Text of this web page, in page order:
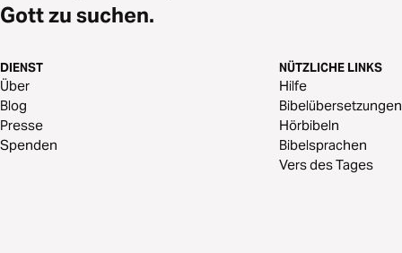
Gott zu suchen.
DIENST
Über
Blog
Presse
Spenden
NÜTZLICHE LINKS
Hilfe
Bibelübersetzungen
Hörbibeln
Bibelsprachen
Vers des Tages